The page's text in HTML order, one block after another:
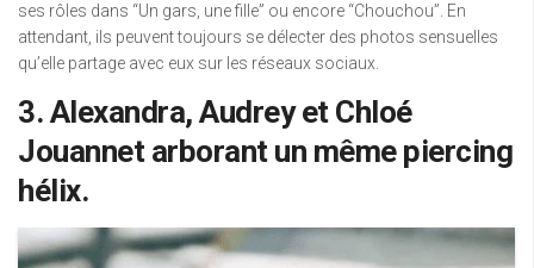
ses rôles dans “Un gars, une fille” ou encore “Chouchou”. En
attendant, ils peuvent toujours se délecter des photos sensuelles
qu’elle partage avec eux sur les réseaux sociaux.
3. Alexandra, Audrey et Chloé
Jouannet arborant un même piercing
hélix.